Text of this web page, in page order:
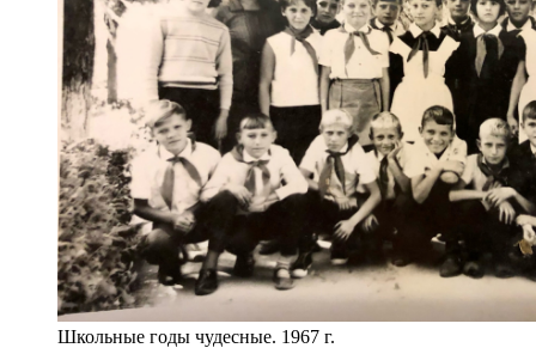
Школьные годы чудесные. 1967 г.